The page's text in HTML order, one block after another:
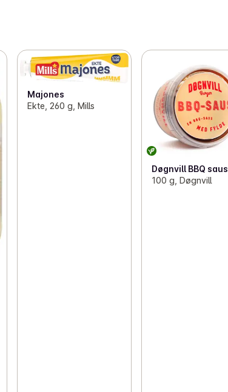
Majones
Ekte, 260 g, Mills
Døgnvill BBQ saus
100 g, Døgnvill